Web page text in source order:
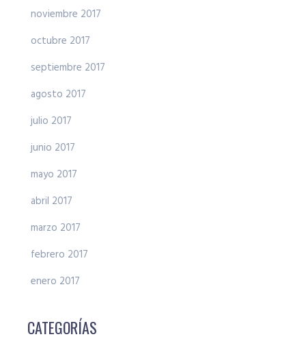
noviembre 2017
octubre 2017
septiembre 2017
agosto 2017
julio 2017
junio 2017
mayo 2017
abril 2017
marzo 2017
febrero 2017
enero 2017
CATEGORÍAS